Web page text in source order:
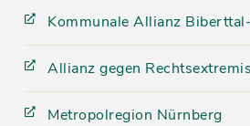
Kommunale Allianz
Allianz gegen
Metropolregion Nürnberg